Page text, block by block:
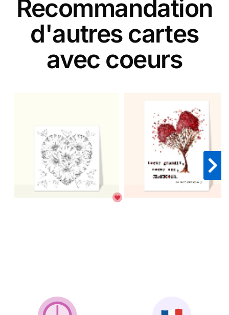
Recommandation
d'autres cartes
avec coeurs